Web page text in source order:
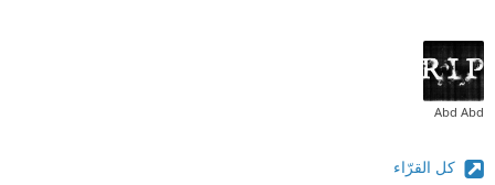
Abd Abd
كل القرّاء